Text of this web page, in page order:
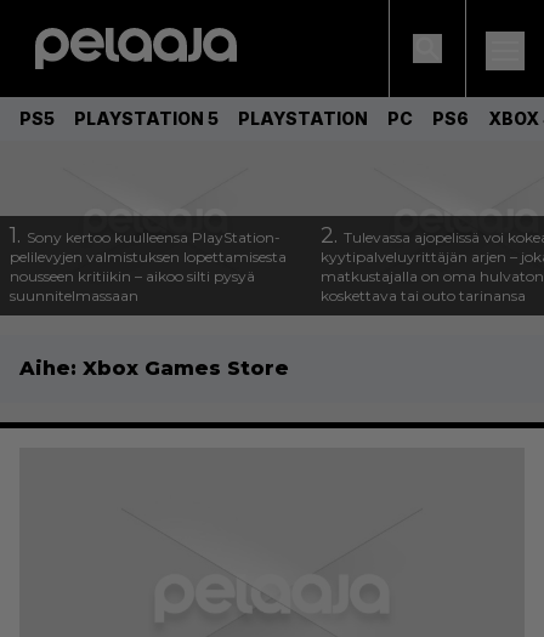
PS5 PLAYSTATION 5 PLAYSTATION PC PS6 XBOX
1. Sony kertoo kuulleensa PlayStation-
pelilevyjen valmistuksen lopettamisesta
nousseen kritiikin – aikoo silti pysyä
suunnitelmassaan
2. Tulevassa ajopelissä voi
kyytipalveluyrittäjän arjen –
matkustajalla on oma
koskettava tai outo tarinansa
Aihe: Xbox Games Store